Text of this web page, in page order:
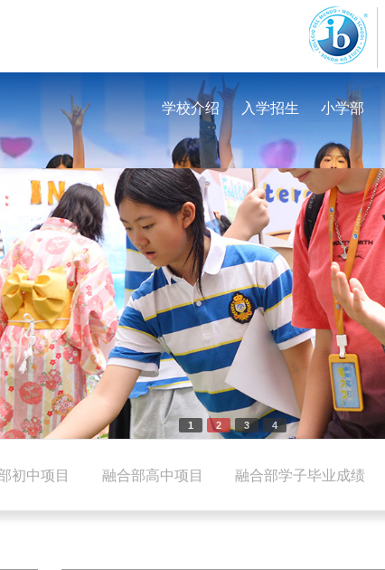
学校介绍 入学招生 小学部
1 2 3 4
初中项目 融合部高中项目 融合部学子毕业成绩